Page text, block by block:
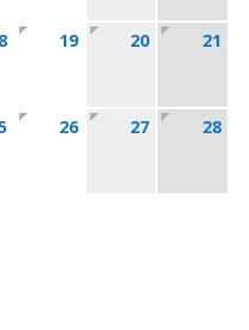
19 20 21
26 27 28